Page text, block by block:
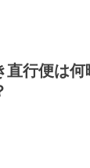
直行便は